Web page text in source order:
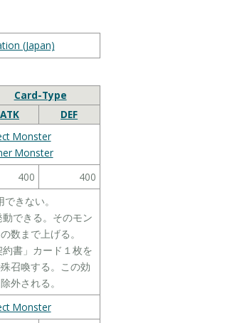
(Japan)
Card-Type
ATK DEF
Monster
Monster
400
400
きない。
できる。そのモン
数まで上げる。
書」カード１枚を
召喚する。この効
外される。
Monster